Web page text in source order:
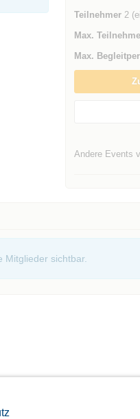
Teilnehmer2
Max.
Max.
Andere Events
Mitglieder sichtbar.